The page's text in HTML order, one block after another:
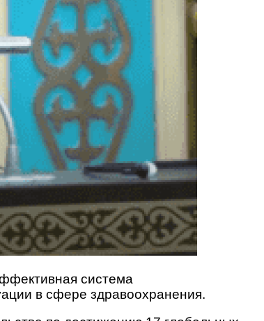
система
в сфере здравоохранения.